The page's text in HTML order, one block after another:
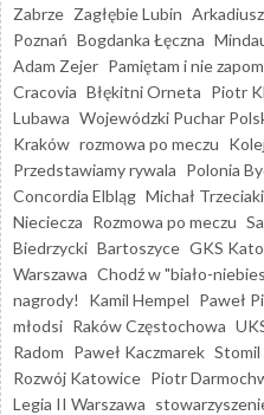
Zabrze Zagłębie Lubin
Poznań Bogdanka Łęczna
Adam Zejer Pamiętam i nie
Cracovia Błękitni Orneta Piotr
Lubawa Wojewódzki Puchar
Kraków rozmowa po meczu
Przedstawiamy rywala Polonia
Concordia Elbląg Michał
Nieciecza Rozmowa po meczu
Biedrzycki Bartoszyce GKS
Warszawa Chodź w "biało-
nagrody!
Kamil Hempel Paweł
młodsi Raków Częstochowa
Radom Paweł Kaczmarek Stomil
Rozwój Katowice Piotr
Legia II Warszawa